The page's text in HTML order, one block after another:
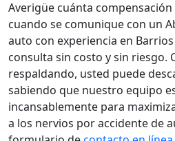
Averigüe cuánta
cuando se comunique con un
auto con experiencia en
consulta sin costo y sin riesgo.
respaldando, usted puede
sabiendo que nuestro equipo
incansablemente para
a los nervios por accidente de